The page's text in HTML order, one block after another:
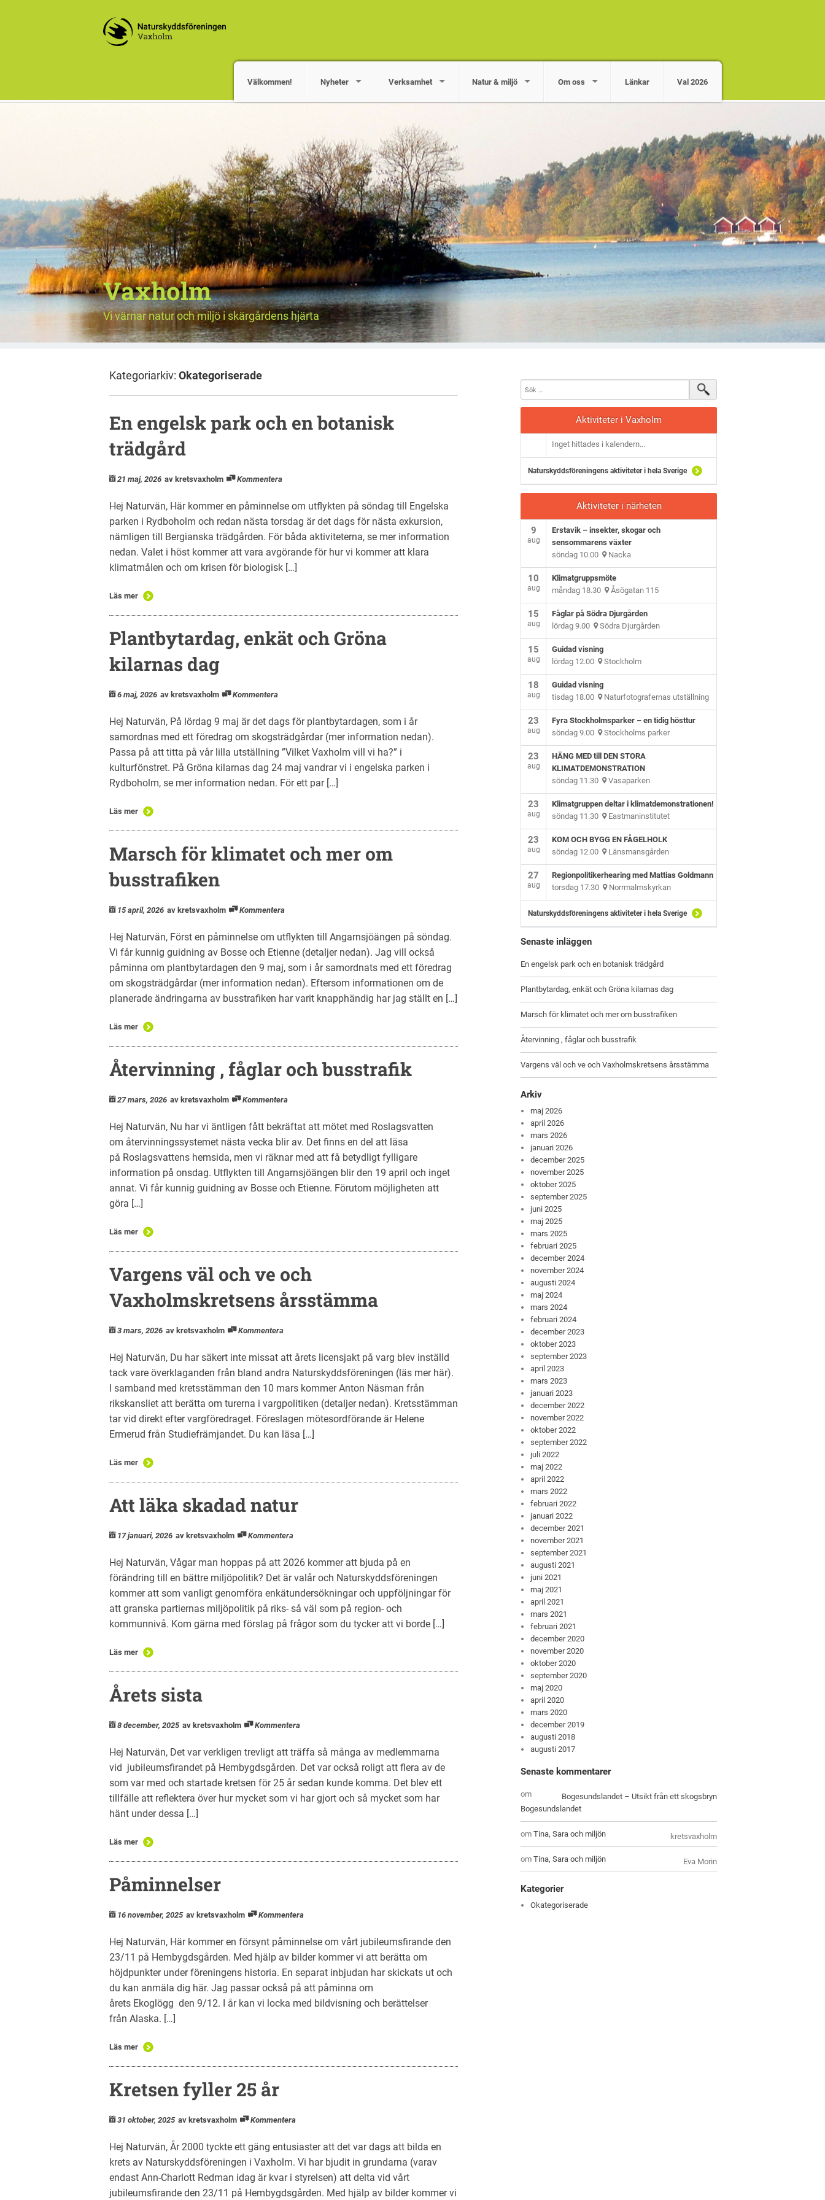
Välkommen! Nyheter Verksamhet Natur & miljö Om oss Länkar Val 2026
Vaxholm
Vi värnar natur och miljö i skärgårdens hjärta
Kategoriarkiv: Okategoriserade
En engelsk park och en botanisk
trädgård
21 maj, 2026 av kretsvaxholm Kommentera
Hej Naturvän, Här kommer en påminnelse om utflykten på söndag till Engelska
parken i Rydboholm och redan nästa torsdag är det dags för nästa exkursion,
nämligen till Bergianska trädgården. För båda aktiviteterna, se mer information
nedan. Valet i höst kommer att vara avgörande för hur vi kommer att klara
klimatmålen och om krisen för biologisk […]
Läs mer
Plantbytardag, enkät och Gröna
kilarnas dag
6 maj, 2026 av kretsvaxholm Kommentera
Hej Naturvän, På lördag 9 maj är det dags för plantbytardagen, som i år
samordnas med ett föredrag om skogsträdgårdar (mer information nedan).
Passa på att titta på vår lilla utställning ”Vilket Vaxholm vill vi ha?” i
kulturfönstret. På Gröna kilarnas dag 24 maj vandrar vi i engelska parken i
Rydboholm, se mer information nedan. För ett par […]
Läs mer
Marsch för klimatet och mer om
busstrafiken
15 april, 2026 av kretsvaxholm Kommentera
Hej Naturvän, Först en påminnelse om utflykten till Angarnsjöängen på söndag.
Vi får kunnig guidning av Bosse och Etienne (detaljer nedan). Jag vill också
påminna om plantbytardagen den 9 maj, som i år samordnats med ett föredrag
om skogsträdgårdar (mer information nedan). Eftersom informationen om de
planerade ändringarna av busstrafiken har varit knapphändig har jag ställt en […]
Läs mer
Återvinning , fåglar och busstrafik
27 mars, 2026 av kretsvaxholm Kommentera
Hej Naturvän, Nu har vi äntligen fått bekräftat att mötet med Roslagsvatten
om återvinningssystemet nästa vecka blir av. Det finns en del att läsa
på Roslagsvattens hemsida, men vi räknar med att få betydligt fylligare
information på onsdag. Utflykten till Angarnsjöängen blir den 19 april och inget
annat. Vi får kunnig guidning av Bosse och Etienne. Förutom möjligheten att
göra […]
Läs mer
Vargens väl och ve och
Vaxholmskretsens årsstämma
3 mars, 2026 av kretsvaxholm Kommentera
Hej Naturvän, Du har säkert inte missat att årets licensjakt på varg blev inställd
tack vare överklaganden från bland andra Naturskyddsföreningen (läs mer här).
I samband med kretsstämman den 10 mars kommer Anton Näsman från
rikskansliet att berätta om turerna i vargpolitiken (detaljer nedan). Kretsstämman
tar vid direkt efter vargföredraget. Föreslagen mötesordförande är Helene
Ermerud från Studiefrämjandet. Du kan läsa […]
Läs mer
Att läka skadad natur
17 januari, 2026 av kretsvaxholm Kommentera
Hej Naturvän, Vågar man hoppas på att 2026 kommer att bjuda på en
förändring till en bättre miljöpolitik? Det är valår och Naturskyddsföreningen
kommer att som vanligt genomföra enkätundersökningar och uppföljningar för
att granska partiernas miljöpolitik på riks- så väl som på region- och
kommunnivå. Kom gärna med förslag på frågor som du tycker att vi borde […]
Läs mer
Årets sista
8 december, 2025 av kretsvaxholm Kommentera
Hej Naturvän, Det var verkligen trevligt att träffa så många av medlemmarna
vid jubileumsfirandet på Hembygdsgården. Det var också roligt att flera av de
som var med och startade kretsen för 25 år sedan kunde komma. Det blev ett
tillfälle att reflektera över hur mycket som vi har gjort och så mycket som har
hänt under dessa […]
Läs mer
Påminnelser
16 november, 2025 av kretsvaxholm Kommentera
Hej Naturvän, Här kommer en försynt påminnelse om vårt jubileumsfirande den
23/11 på Hembygdsgården. Med hjälp av bilder kommer vi att berätta om
höjdpunkter under föreningens historia. En separat inbjudan har skickats ut och
du kan anmäla dig här. Jag passar också på att påminna om
årets Ekoglögg den 9/12. I år kan vi locka med bildvisning och berättelser
från Alaska. […]
Läs mer
Kretsen fyller 25 år
31 oktober, 2025 av kretsvaxholm Kommentera
Hej Naturvän, År 2000 tyckte ett gäng entusiaster att det var dags att bilda en
krets av Naturskyddsföreningen i Vaxholm. Vi har bjudit in grundarna (varav
endast Ann-Charlott Redman idag är kvar i styrelsen) att delta vid vårt
jubileumsfirande den 23/11 på Hembygdsgården. Med hjälp av bilder kommer vi
Aktiviteter i Vaxholm
Inget hittades i kalendern...
Naturskyddsföreningens aktiviteter i hela Sverige
Aktiviteter i närheten
9
aug
Erstavik – insekter, skogar och
sensommarens växter
söndag 10.00 Nacka
10
aug
Klimatgruppsmöte
måndag 18.30 Åsögatan 115
15
aug
Fåglar på Södra Djurgården
lördag 9.00 Södra Djurgården
15
aug
Guidad visning
lördag 12.00 Stockholm
18
aug
Guidad visning
tisdag 18.00 Naturfotografernas utställning
23
aug
Fyra Stockholmsparker – en tidig hösttur
söndag 9.00 Stockholms parker
23
aug
HÄNG MED till DEN STORA
KLIMATDEMONSTRATION
söndag 11.30 Vasaparken
23
aug
Klimatgruppen deltar i klimatdemonstrationen!
söndag 11.30 Eastmaninstitutet
23
aug
KOM OCH BYGG EN FÅGELHOLK
söndag 12.00 Länsmansgården
27
aug
Regionpolitikerhearing med Mattias Goldmann
torsdag 17.30 Norrmalmskyrkan
Naturskyddsföreningens aktiviteter i hela Sverige
Senaste inläggen
En engelsk park och en botanisk trädgård
Plantbytardag, enkät och Gröna kilarnas dag
Marsch för klimatet och mer om busstrafiken
Återvinning , fåglar och busstrafik
Vargens väl och ve och Vaxholmskretsens årsstämma
Arkiv
maj 2026
april 2026
mars 2026
januari 2026
december 2025
november 2025
oktober 2025
september 2025
juni 2025
maj 2025
mars 2025
februari 2025
december 2024
november 2024
augusti 2024
maj 2024
mars 2024
februari 2024
december 2023
oktober 2023
september 2023
april 2023
mars 2023
januari 2023
december 2022
november 2022
oktober 2022
september 2022
juli 2022
maj 2022
april 2022
mars 2022
februari 2022
januari 2022
december 2021
november 2021
september 2021
augusti 2021
juni 2021
maj 2021
april 2021
mars 2021
februari 2021
december 2020
november 2020
oktober 2020
september 2020
maj 2020
april 2020
mars 2020
december 2019
augusti 2018
augusti 2017
Senaste kommentarer
Bogesundslandet – Utsikt från ett skogsbryn
om
Bogesundslandet
kretsvaxholm
omTina, Sara och miljön
Eva Morin
omTina, Sara och miljön
Kategorier
Okategoriserade